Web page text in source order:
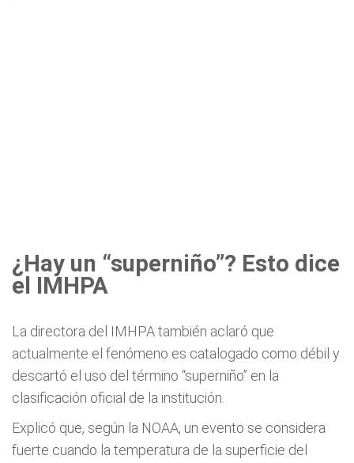
¿Hay un “superniño”? Esto dice
el IMHPA
La directora del IMHPA también aclaró que
actualmente el fenómeno es catalogado como débil y
descartó el uso del término “superniño” en la
clasificación oficial de la institución.
Explicó que, según la NOAA, un evento se considera
fuerte cuando la temperatura de la superficie del